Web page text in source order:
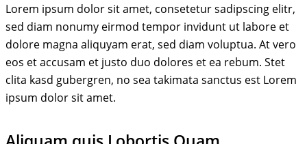
Lorem ipsum dolor sit amet, consetetur sadipscing elitr,
sed diam nonumy eirmod tempor invidunt ut labore et
dolore magna aliquyam erat, sed diam voluptua. At vero
eos et accusam et justo duo dolores et ea rebum. Stet
clita kasd gubergren, no sea takimata sanctus est Lorem
ipsum dolor sit amet.